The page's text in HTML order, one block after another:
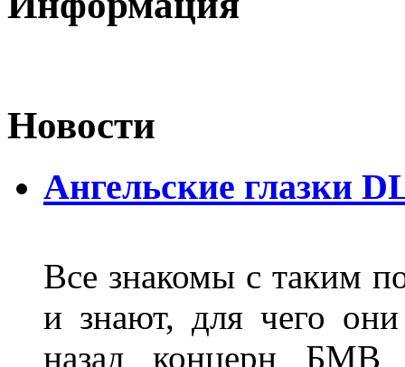
Новости
Ангельские глазки
Все знакомы с таким
и знают, для чего
назад концерн БМВ